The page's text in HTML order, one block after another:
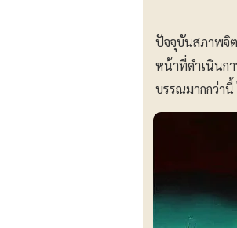
ปัจจุบันสภาพจิต
หน้าที่ดำเนินกา
บรรณมากกว่านี้